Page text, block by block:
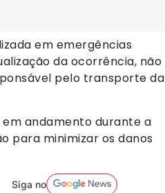
em emergências
da ocorrência, não
pelo transporte da
andamento durante a
para minimizar os danos
Siga no